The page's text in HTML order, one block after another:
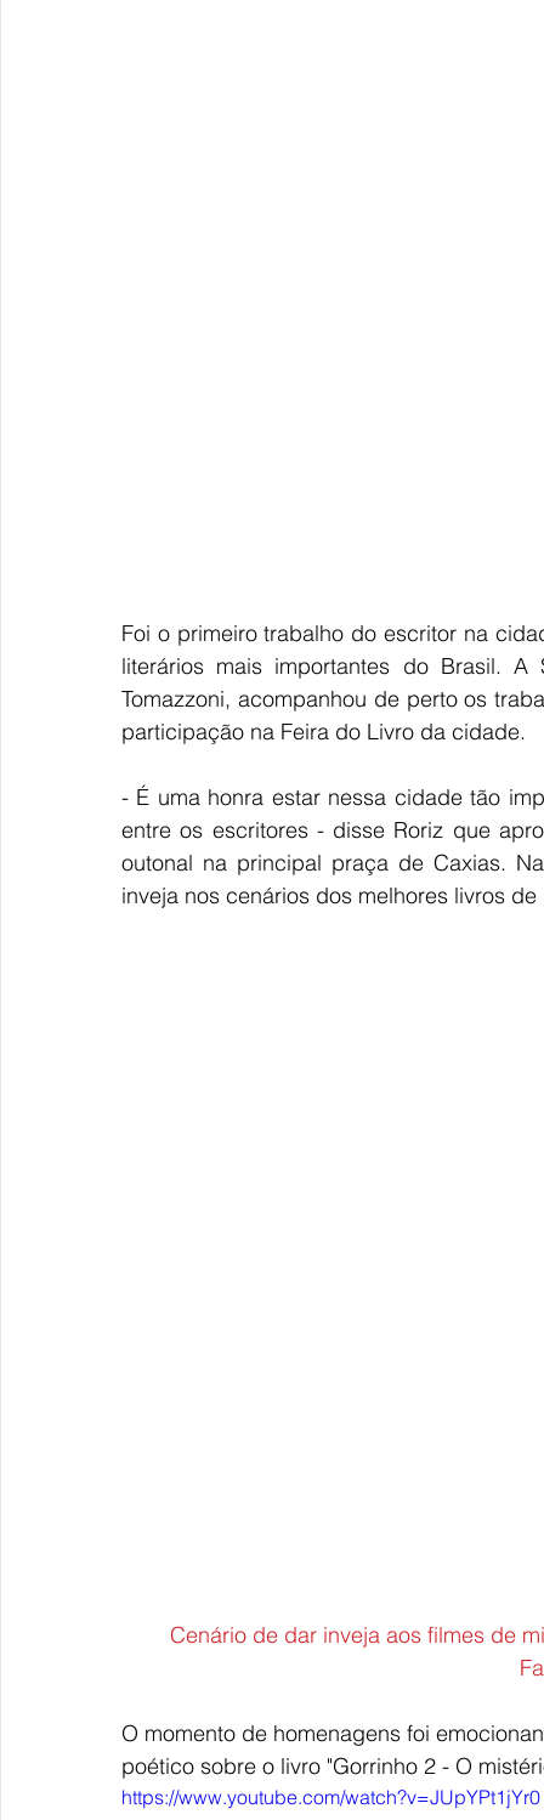
Foi o primeiro trabalho do escritor na
literários mais importantes do Brasil.
Tomazzoni, acompanhou de perto os
participação na Feira do Livro da cidade.
- É uma honra estar nessa cidade tão
entre os escritores - disse Roriz que
outonal na principal praça de Caxias.
inveja nos cenários dos melhores livros
O momento de homenagens foi
poético sobre o livro "Gorrinho 2 - O
https://www.youtube.com/watch?v=JUpYPt1jYr0